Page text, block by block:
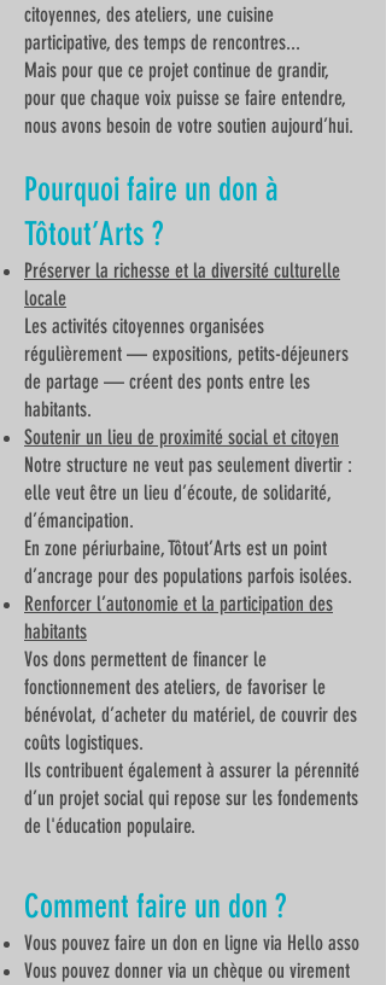
citoyennes, des ateliers, une cuisine
participative, des temps de rencontres...
Mais pour que ce projet continue de grandir,
pour que chaque voix puisse se faire entendre,
nous avons besoin de votre soutien aujourd’hui.
Pourquoi faire un don à
Tôtout’Arts ?
Préserver la richesse et la diversité culturelle
locale
Les activités citoyennes organisées
régulièrement — expositions, petits-déjeuners
de partage — créent des ponts entre les
habitants.
Soutenir un lieu de proximité social et citoyen
Notre structure ne veut pas seulement divertir :
elle veut être un lieu d’écoute, de solidarité,
d’émancipation.
En zone périurbaine, Tôtout’Arts est un point
d’ancrage pour des populations parfois isolées.
Renforcer l’autonomie et la participation des
habitants
Vos dons permettent de financer le
fonctionnement des ateliers, de favoriser le
bénévolat, d’acheter du matériel, de couvrir des
coûts logistiques.
Ils contribuent également à assurer la pérennité
d’un projet social qui repose sur les fondements
de l'éducation populaire.
Comment faire un don ?
Vous pouvez faire un don en ligne via Hello asso
Vous pouvez donner via un chèque ou virement